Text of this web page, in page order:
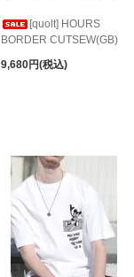
[quolt] HOURS
BORDER CUTSEW(GB)
9,680円(税込)